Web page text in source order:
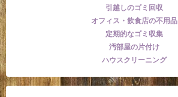
引越しのゴミ回収
オフィス・飲食店の不用品
定期的なゴミ収集
汚部屋の片付け
ハウスクリーニング